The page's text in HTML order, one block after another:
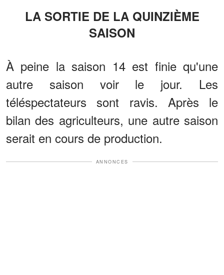
LA SORTIE DE LA QUINZIÈME
SAISON
À peine la saison 14 est finie qu'une
autre saison voir le jour. Les
téléspectateurs sont ravis. Après le
bilan des agriculteurs, une autre saison
serait en cours de production.
ANNONCES